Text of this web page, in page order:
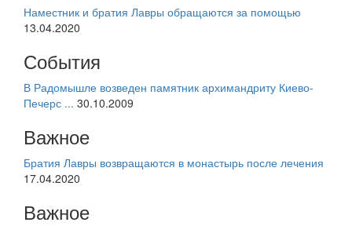
Наместник и братия Лавры обращаются за помощью
13.04.2020
События
В Радомышле возведен памятник архимандриту Киево-
Печерс ... 30.10.2009
Важное
Братия Лавры возвращаются в монастырь после лечения
17.04.2020
Важное